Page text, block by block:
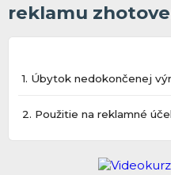
reklamu
1. Úbytok nedokončenej
2. Použitie na reklamné